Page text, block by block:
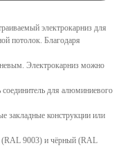
электрокарниз для
потолок. Благодаря
Электрокарниз можно
для алюминиевого
закладные конструкции или
(RAL 9003) и чёрный (RAL